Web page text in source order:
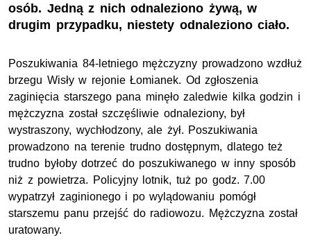
osób. Jedną z nich odnaleziono żywą, w
drugim przypadku, niestety odnaleziono ciało.
Poszukiwania 84-letniego mężczyzny prowadzono wzdłuż
brzegu Wisły w rejonie Łomianek. Od zgłoszenia
zaginięcia starszego pana minęło zaledwie kilka godzin i
mężczyzna został szczęśliwie odnaleziony, był
wystraszony, wychłodzony, ale żył. Poszukiwania
prowadzono na terenie trudno dostępnym, dlatego też
trudno byłoby dotrzeć do poszukiwanego w inny sposób
niż z powietrza. Policyjny lotnik, tuż po godz. 7.00
wypatrzył zaginionego i po wylądowaniu pomógł
starszemu panu przejść do radiowozu. Mężczyzna został
uratowany.